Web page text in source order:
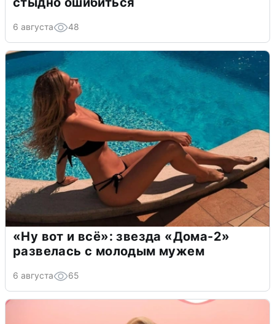
6 августа 48
«Ну вот и всё»: звезда «Дома-2»
развелась с молодым мужем
6 августа 65